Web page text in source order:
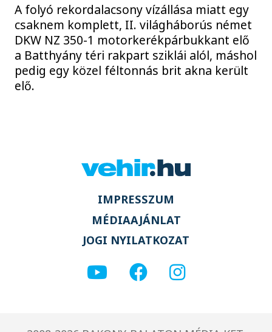
A folyó rekordalacsony vízállása miatt egy
csaknem komplett, II. világháborús német
DKW NZ 350-1 motorkerékpárbukkant elő
a Batthyány téri rakpart sziklái alól, máshol
pedig egy közel féltonnás brit akna került
elő.
IMPRESSZUM
MÉDIAAJÁNLAT
JOGI NYILATKOZAT